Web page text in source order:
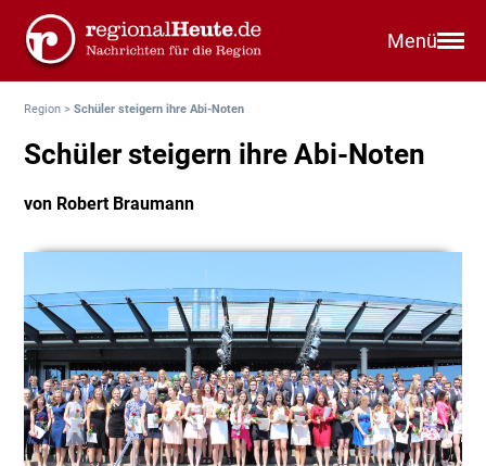
Menü
Region >Schüler steigern ihre Abi-Noten
Schüler steigern ihre Abi-Noten
von Robert Braumann